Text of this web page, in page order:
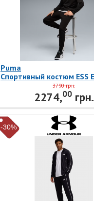
Puma
Спортивный костюм ESS
Crew Sweat Suit3790 грн.
2274,00грн.
-30%